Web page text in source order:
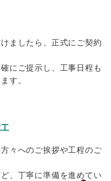
ましたら、正式にご契約
にご提示し、工事日程も
す。
々へのご挨拶や工程のご
、丁寧に準備を進めてい